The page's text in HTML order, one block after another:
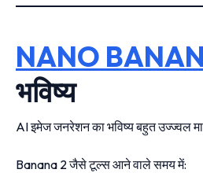
NANO
भविष्य
AI इमेज जनरेशन का भविष्य बहुत उज्ज्वल
Banana 2 जैसे टूल्स आने वाले समय में: